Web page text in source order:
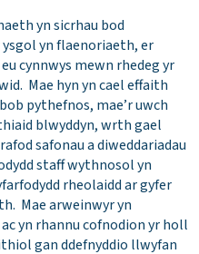
yn sicrhau bod
yn flaenoriaeth, er
cynnwys mewn rhedeg yr
Mae hyn yn cael effaith
pythefnos, mae’r uwch
blwyddyn, wrth gael
safonau a diweddariadau
staff wythnosol yn
rheolaidd ar gyfer
Mae arweinwyr yn
yn rhannu cofnodion yr holl
gan ddefnyddio llwyfan